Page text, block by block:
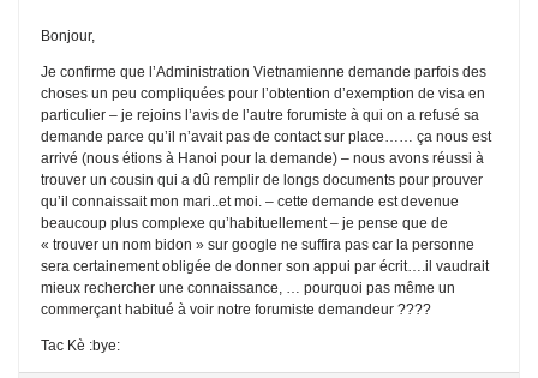
Bonjour,
Je confirme que l’Administration Vietnamienne demande parfois des
choses un peu compliquées pour l’obtention d’exemption de visa en
particulier – je rejoins l’avis de l’autre forumiste à qui on a refusé sa
demande parce qu’il n’avait pas de contact sur place…… ça nous est
arrivé (nous étions à Hanoi pour la demande) – nous avons réussi à
trouver un cousin qui a dû remplir de longs documents pour prouver
qu’il connaissait mon mari..et moi. – cette demande est devenue
beaucoup plus complexe qu’habituellement – je pense que de
« trouver un nom bidon » sur google ne suffira pas car la personne
sera certainement obligée de donner son appui par écrit….il vaudrait
mieux rechercher une connaissance, … pourquoi pas même un
commerçant habitué à voir notre forumiste demandeur ????
Tac Kè :bye: